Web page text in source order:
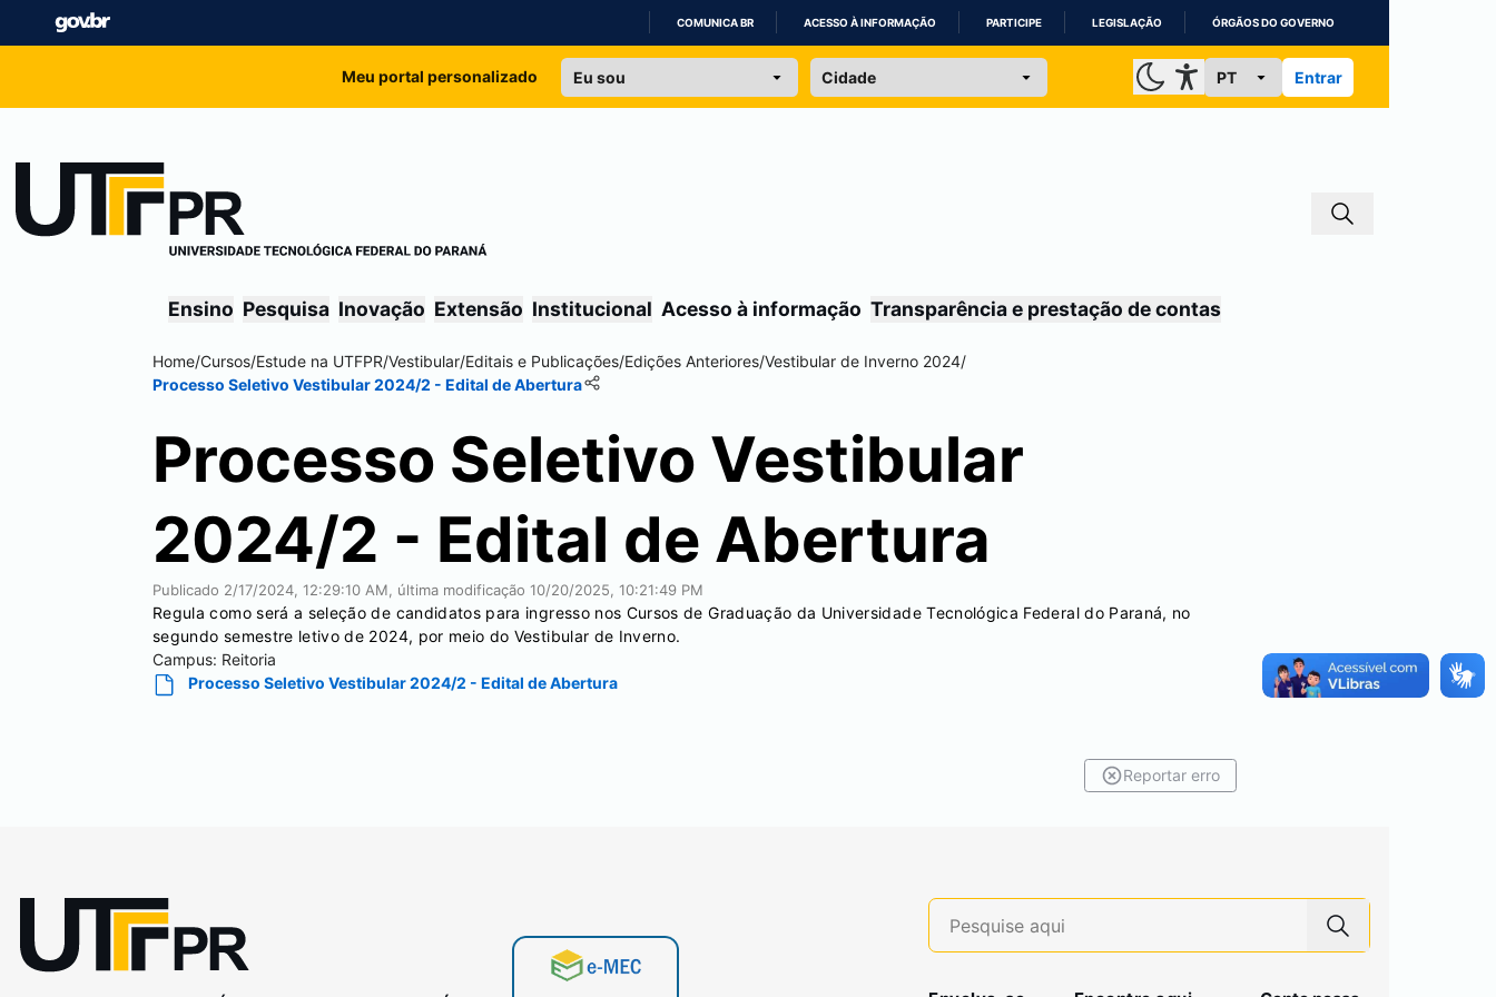
IR
COMUNICA BR ACESSO À INFORMAÇÃO PARTICIPE LEGISLAÇÃO ÓRGÃOS DO GOVERNO
Meu portal personalizado Entrar
Ensino Pesquisa Inovação Extensão Institucional Acesso à informação Transparência e prestação de contas
Home/Cursos/Estude na UTFPR/Vestibular/Editais e Publicações/Edições Anteriores/Vestibular de Inverno 2024/
Processo Seletivo Vestibular 2024/2 - Edital de Abertura
Processo Seletivo Vestibular
2024/2 - Edital de Abertura
Publicado 2/17/2024, 12:29:10 AM , última modificação 10/20/2025, 10:21:49 PM
Regula como será a seleção de candidatos para ingresso nos Cursos de Graduação da Universidade Tecnológica Federal do Paraná, no
segundo semestre letivo de 2024, por meio do Vestibular de Inverno.
Campus: Reitoria
Processo Seletivo Vestibular 2024/2 - Edital de Abertura
Reportar erro